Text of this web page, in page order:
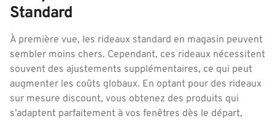
Standard
À première vue, les rideaux standard en magasin peuvent
sembler moins chers. Cependant, ces rideaux nécessitent
souvent des ajustements supplémentaires, ce qui peut
augmenter les coûts globaux. En optant pour des rideaux
sur mesure discount, vous obtenez des produits qui
s’adaptent parfaitement à vos fenêtres dès le départ,